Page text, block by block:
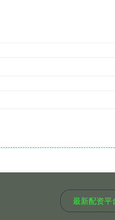
最新配资平